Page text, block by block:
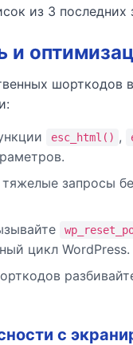
из 3 последних
и
шорткодов
esc_html() ,
запросы
цикл WordPress.
с